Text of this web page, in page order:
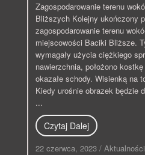
Zagospodarowanie terenu
Bliższych Kolejny ukończony
zagospodarowanie terenu
miejscowości Baciki Bliższe.
wymagały użycia ciężkiego
nawierzchnia, położono
okazałe schody. Wisienką na
Kiedy urośnie obrazek będzie
...
Czytaj Dalej
22 czerwca, 2023 / Aktualności